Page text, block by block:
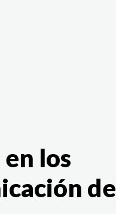
los
de